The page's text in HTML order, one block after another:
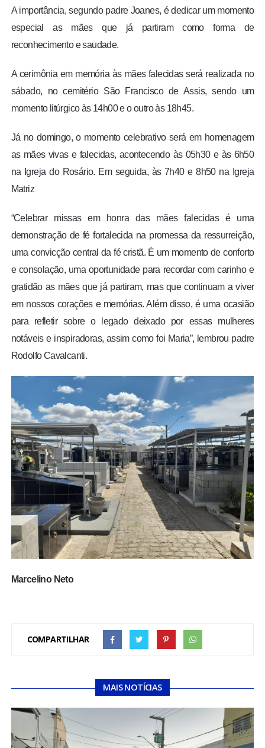
A importância, segundo padre Joanes, é dedicar um momento
especial as mães que já partiram como forma de
reconhecimento e saudade.
A cerimônia em memória às mães falecidas será realizada no
sábado, no cemitério São Francisco de Assis, sendo um
momento litúrgico às 14h00 e o outro às 18h45.
Já no domingo, o momento celebrativo será em homenagem
as mães vivas e falecidas, acontecendo às 05h30 e às 6h50
na Igreja do Rosário. Em seguida, às 7h40 e 8h50 na Igreja
Matriz
“Celebrar missas em honra das mães falecidas é uma
demonstração de fé fortalecida na promessa da ressurreição,
uma convicção central da fé cristã. É um momento de conforto
e consolação, uma oportunidade para recordar com carinho e
gratidão as mães que já partiram, mas que continuam a viver
em nossos corações e memórias. Além disso, é uma ocasião
para refletir sobre o legado deixado por essas mulheres
notáveis e inspiradoras, assim como foi Maria”, lembrou padre
Rodolfo Cavalcanti.
Marcelino Neto
COMPARTILHAR
MAIS NOTÍCIAS